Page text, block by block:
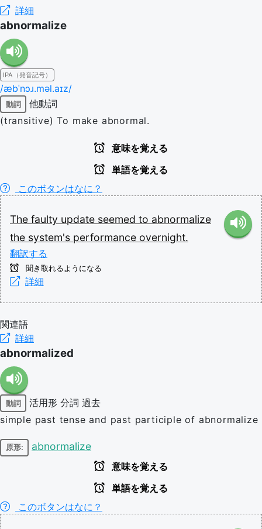
詳細
abnormalize
IPA（発音記号）
/æbˈnɔɹ.məl.aɪz/
動詞
他動詞
(transitive) To make abnormal.
意味を覚える
単語を覚える
このボタンはなに？
The faulty update seemed to abnormalize
the system's performance overnight.
翻訳する
聞き取れるようになる
詳細
関連語
詳細
abnormalized
動詞 活用形 分詞 過去
simple past tense and past participle of abnormalize
原形: abnormalize
意味を覚える
単語を覚える
このボタンはなに？